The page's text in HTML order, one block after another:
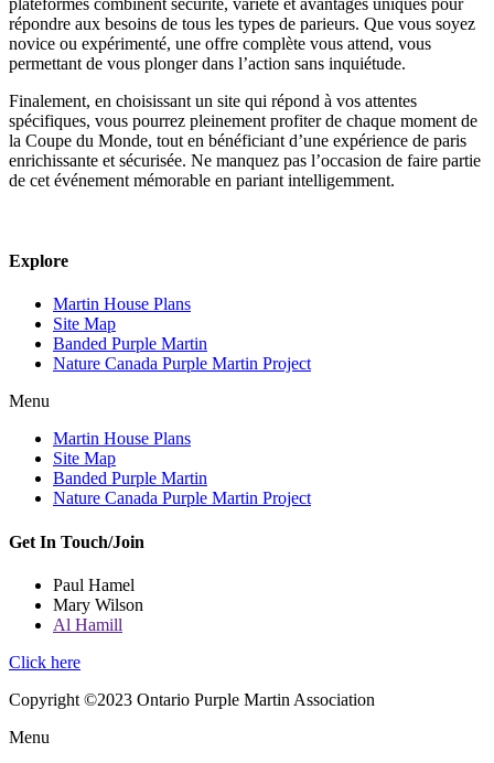
répondre aux besoins de tous les types de parieurs. Que vous soyez
novice ou expérimenté, une offre complète vous attend, vous
permettant de vous plonger dans l’action sans inquiétude.
Finalement, en choisissant un site qui répond à vos attentes
spécifiques, vous pourrez pleinement profiter de chaque moment de
la Coupe du Monde, tout en bénéficiant d’une expérience de paris
enrichissante et sécurisée. Ne manquez pas l’occasion de faire partie
de cet événement mémorable en pariant intelligemment.
Explore
Martin House Plans
Site Map
Banded Purple Martin
Nature Canada Purple Martin Project
Menu
Martin House Plans
Site Map
Banded Purple Martin
Nature Canada Purple Martin Project
Get In Touch/Join
Paul Hamel
Mary Wilson
Al Hamill
Click here
Copyright ©2023 Ontario Purple Martin Association
Menu